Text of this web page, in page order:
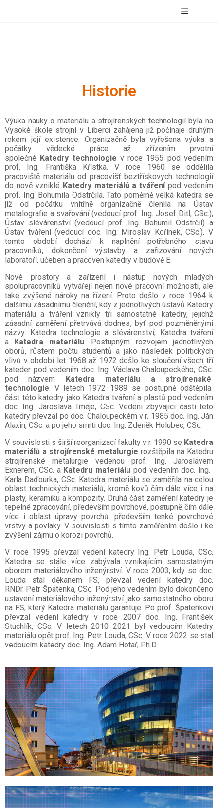
Historie
Výuka nauky o materiálu a strojírenských technologií byla na
Vysoké škole strojní v Liberci zahájena již počínaje druhým
rokem její existence. Organizačně byla vyřešena výuka a
počátky vědecké práce až zřízením prvotní
společné Katedry technologie v roce 1955 pod vedením
prof. Ing. Františka Křístka. V roce 1960 se oddělila
pracoviště materiálu od pracovišť beztřískových technologií
do nově vzniklé Katedry materiálů atvářenípod vedením
prof. Ing. Bohumila Odstrčila. Tato poměrně velká katedra se
již od počátku vnitřně organizačně členila na Ústav
metalografie a svařování (vedoucí prof. Ing. Josef Ditl, CSc.),
Ústav slévárenství (vedoucí prof. Ing. Bohumil Odstrčil) a
Ústav tváření (vedoucí doc. Ing. Miroslav Kořínek, CSc.). V
tomto období dochází k naplnění potřebného stavu
pracovníků, dokončení výstavby a zařizování nových
laboratoří, učeben a pracoven katedry v budově E.
Nové prostory a zařízení i nástup nových mladých
spolupracovníků vytvářejí nejen nové pracovní možnosti, ale
také zvýšené nároky na řízení. Proto došlo v roce 1964 k
dalšímu zásadnímu členění, kdy z jednotlivých ústavů Katedry
materiálu a tváření vznikly tři samostatné katedry, jejichž
zásadní zaměření přetrvává dodnes, byť pod pozměněnými
názvy: Katedra technologie a slévárenství, Katedra tváření
a Katedra materiálu. Postupným rozvojem jednotlivých
oborů, růstem počtu studentů a jako následek politických
vlivů v období let 1968 až 1972 došlo ke sloučení všech tří
kateder pod vedením doc. Ing. Václava Chaloupeckého, CSc.
podnázvem Katedra materiálu a strojírenské
technologie. V letech 1972−1989 se postupně odštěpila
část této katedry jako Katedra tváření a plastů pod vedením
doc. Ing. Jaroslava Tměje, CSc. Vedení zbývající části této
katedry převzal po doc. Chaloupeckém v r. 1985 doc. Ing. Ján
Alaxin, CSc. a po jeho smrti doc. Ing. Zdeněk Holubec, CSc.
V souvislosti s širší reorganizací fakulty v r. 1990 se Katedra
materiálů a strojírenské metalurgie rozštěpila na Katedru
strojírenské metalurgie vedenou prof. Ing. Jaroslavem
Exnerem, CSc. a Katedru materiálu pod vedením doc. Ing.
Karla Daďourka, CSc. Katedra materiálu se zaměřila na celou
oblast technických materiálů, kromě kovů čím dále více i na
plasty, keramiku a kompozity. Druhá část zaměření katedry je
tepelné zpracování, především povrchové, postupně čím dále
více i oblast úpravy povrchů, především tenké povrchové
vrstvy a povlaky. V souvislosti s tímto zaměřením došlo i ke
zvýšení zájmu o korozi povrchů.
V roce 1995 převzal vedení katedry Ing. Petr Louda, CSc.
Katedra se stále více zabývala vznikajícím samostatným
oborem materiálového inženýrství. V roce 2003, kdy se doc.
Louda stal děkanem FS, převzal vedení katedry doc.
RNDr. Petr Špatenka, CSc. Pod jeho vedením bylo dokončeno
ustavení materiálového inženýrství jako samostatného oboru
na FS, který Katedra materiálu garantuje. Po prof. Špatenkovi
převzal vedení katedry v roce 2007 doc.
Ing. František
Stuchlík, CSc. V letech 2010−2021
byl vedoucím Katedry
materiálu opět prof. Ing. Petr Louda, CSc. V roce 2022 se stal
vedoucím katedry doc. Ing. Adam Hotař, Ph.D.